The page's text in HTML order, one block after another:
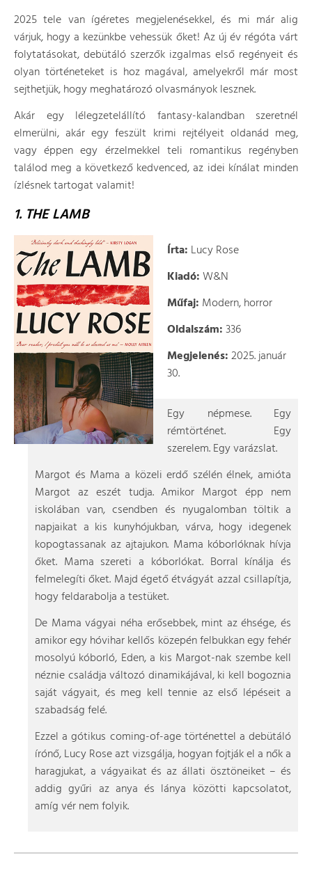
2025 tele van ígéretes megjelenésekkel, és mi már alig
várjuk, hogy a kezünkbe vehessük őket! Az új év régóta várt
folytatásokat, debütáló szerzők izgalmas első regényeit és
olyan történeteket is hoz magával, amelyekről már most
sejthetjük, hogy meghatározó olvasmányok lesznek.
Akár egy lélegzetelállító fantasy-kalandban szeretnél
elmerülni, akár egy feszült krimi rejtélyeit oldanád meg,
vagy éppen egy érzelmekkel teli romantikus regényben
találod meg a következő kedvenced, az idei kínálat minden
ízlésnek tartogat valamit!
1. THE LAMB
Írta: Lucy Rose
Kiadó:W&N
Műfaj: Modern, horror
Oldalszám:336
Megjelenés:2025. január
30.
Egy népmese. Egy
rémtörténet. Egy
szerelem. Egy varázslat.
Margot és Mama a közeli erdő szélén élnek, amióta
Margot az eszét tudja. Amikor Margot épp nem
iskolában van, csendben és nyugalomban töltik a
napjaikat a kis kunyhójukban, várva, hogy idegenek
kopogtassanak az ajtajukon. Mama kóborlóknak hívja
őket. Mama szereti a kóborlókat. Borral kínálja és
felmelegíti őket. Majd égető étvágyát azzal csillapítja,
hogy feldarabolja a testüket.
De Mama vágyai néha erősebbek, mint az éhsége, és
amikor egy hóvihar kellős közepén felbukkan egy fehér
mosolyú kóborló, Eden, a kis Margot-nak szembe kell
néznie családja változó dinamikájával, ki kell bogoznia
saját vágyait, és meg kell tennie az első lépéseit a
szabadság felé.
Ezzel a gótikus coming-of-age történettel a debütáló
írónő, Lucy Rose azt vizsgálja, hogyan fojtják el a nők a
haragjukat, a vágyaikat és az állati ösztöneiket – és
addig gyűri az anya és lánya közötti kapcsolatot,
amíg vér nem folyik.